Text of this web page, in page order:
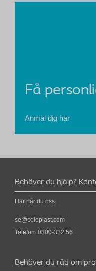
Få
Anmäl dig här
Behöver du hjälp?
Här når du oss:
se@coloplast.com
Telefon: 0300-332 56
Behöver du råd om